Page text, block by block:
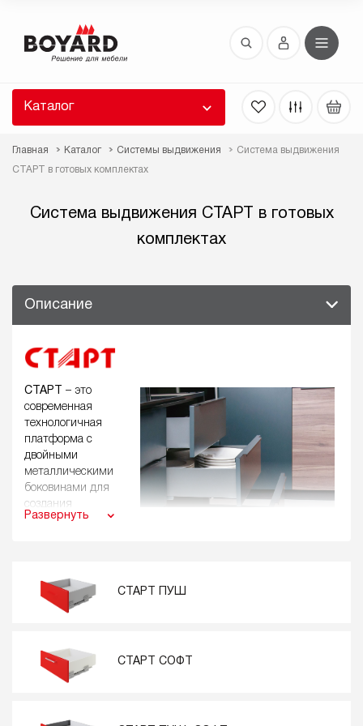
Каталог
Главная Каталог Системы выдвижения Система выдвижения
СТАРТ в готовых комплектах
Система выдвижения СТАРТ в готовых
комплектах
Описание
СТАРТ
– это
современная
технологичная
платформа с
двойными
металлическими
боковинами для
создания
выдвижных
полное
выдвижение
80 000 циклов открывания/закрывания
мягкий и бесшумный ход
отсутствие провисания
Развернуть
СТАРТ ПУШ
СТАРТ СОФТ
Восстановление пароля
высланы вам по E-Mail.
ссылку для восстановления